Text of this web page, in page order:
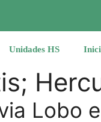
Unidades HS
Lobo